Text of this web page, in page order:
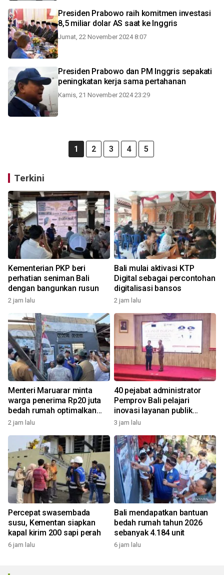
Presiden Prabowo raih komitmen investasi
8,5 miliar dolar AS saat ke Inggris
Jumat, 22 November 2024 8:07
Presiden Prabowo dan PM Inggris sepakati
peningkatan kerja sama pertahanan
Kamis, 21 November 2024 23:29
1 2 3 4 5
Terkini
Kementerian PKP beri
perhatian seniman Bali
dengan bangunkan rusun
2 jam lalu
Bali mulai aktivasi KTP
Digital sebagai percontohan
digitalisasi bansos
2 jam lalu
Menteri Maruarar minta
warga penerima Rp20 juta
bedah rumah optimalkan
bantuan
2 jam lalu
40 pejabat administrator
Pemprov Bali pelajari
inovasi layanan publik
Bangli
3 jam lalu
Percepat swasembada
susu, Kementan siapkan
kapal kirim 200 sapi perah
6 jam lalu
Bali mendapatkan bantuan
bedah rumah tahun 2026
sebanyak 4.184 unit
6 jam lalu